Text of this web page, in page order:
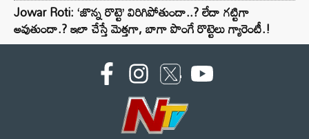
Jowar Roti: ‘జొన్న రొట్టె’ విరిగిపోతుందా..? లేదా గట్టిగా
అవుతుందా.? ఇలా చేస్తే మెత్తగా, బాగా పొంగే రొట్టెలు గ్యారెంటీ.!